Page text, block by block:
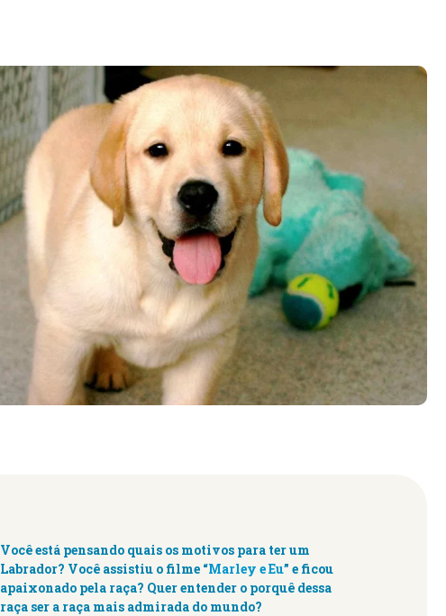
Você está pensando quais os motivos para ter um
Labrador? Você assistiu o filme “Marley e Eu” e ficou
apaixonado pela raça? Quer entender o porquê dessa
raça ser a raça mais admirada do mundo?